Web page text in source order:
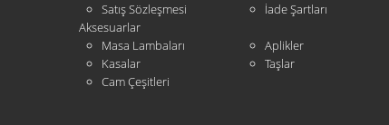
Satış Sözleşmesi
İade Şartları
Aksesuarlar
Masa Lambaları
Aplikler
Kasalar
Taşlar
Cam Çeşitleri